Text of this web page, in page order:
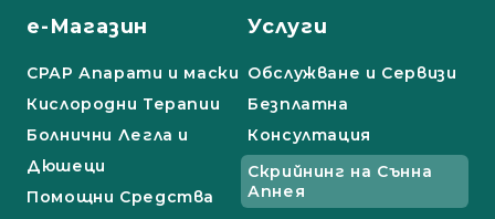
е-Магазин
СРАР Апарати и маски
Кислородни Терапии
Болнични Легла и
Дюшеци
Помощни Средства
Услуги
Обслужване и Сервизи
Безплатна
Консултация
Скрийнинг на Сънна
Апнея